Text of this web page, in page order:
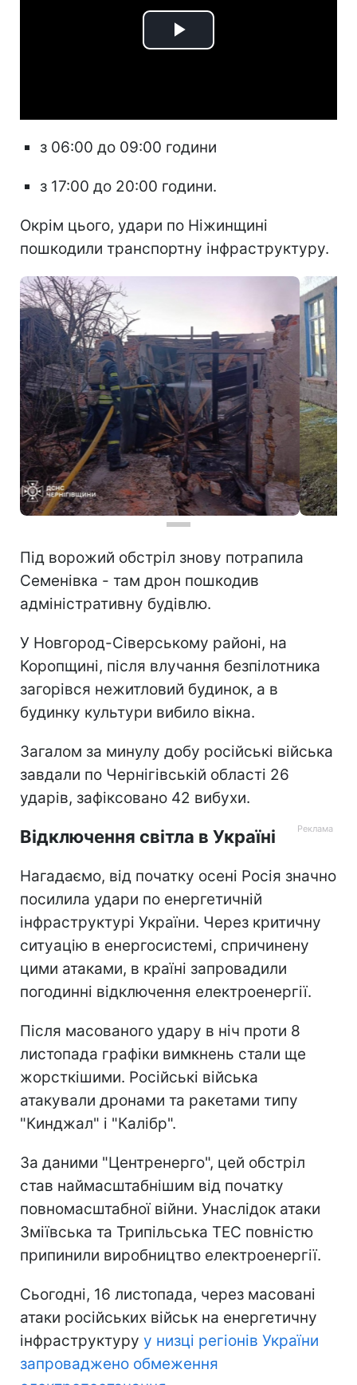
Play
з 06:00 до 09:00 години
з 17:00 до 20:00 години.
Окрім цього, удари по Ніжинщині
пошкодили транспортну інфраструктуру.
Під ворожий обстріл знову потрапила
Семенівка - там дрон пошкодив
адміністративну будівлю.
У Новгород-Сіверському районі, на
Коропщині, після влучання безпілотника
загорівся нежитловий будинок, а в
будинку культури вибило вікна.
Загалом за минулу добу російські війська
завдали по Чернігівській області 26
ударів, зафіксовано 42 вибухи.
Відключення світла в Україні
Нагадаємо, від початку осені Росія значно
посилила удари по енергетичній
інфраструктурі України. Через критичну
ситуацію в енергосистемі, спричинену
цими атаками, в країні запровадили
погодинні відключення електроенергії.
Після масованого удару в ніч проти 8
листопада графіки вимкнень стали ще
жорсткішими. Російські війська
атакували дронами та ракетами типу
"Кинджал" і "Калібр".
За даними "Центренерго", цей обстріл
став наймасштабнішим від початку
повномасштабної війни. Унаслідок атаки
Зміївська та Трипільська ТЕС повністю
припинили виробництво електроенергії.
Сьогодні, 16 листопада, через масовані
атаки російських військ на енергетичну
інфраструктуру у низці регіонів України
запроваджено обмеження